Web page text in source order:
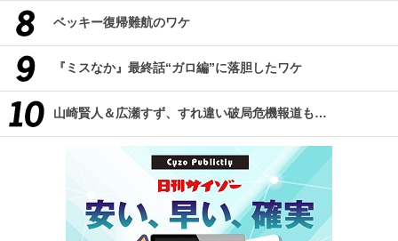
ベッキー復帰難航のワケ
『ミスなか』最終話“ガロ編”に落胆したワケ
山崎賢人＆広瀬すず、すれ違い破局危機報道も…